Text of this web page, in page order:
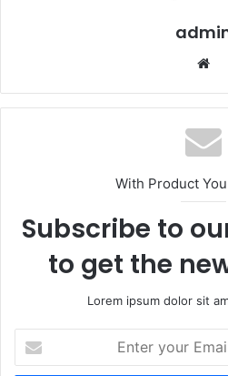
With Product
Subscribe to
to get the
Lorem ipsum dolor sit
your